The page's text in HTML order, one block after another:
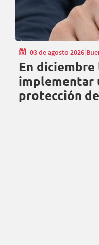
03 de agosto 2026|
En
implementar
protección